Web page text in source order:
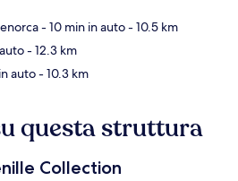
- 10 min in auto- 10.5 km
- 12.3 km
auto- 10.3 km
questa struttura
Collection